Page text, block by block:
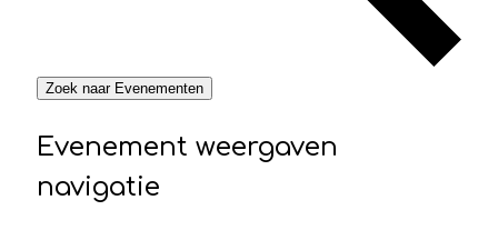
Zoek naar Evenementen
Evenement weergaven
navigatie